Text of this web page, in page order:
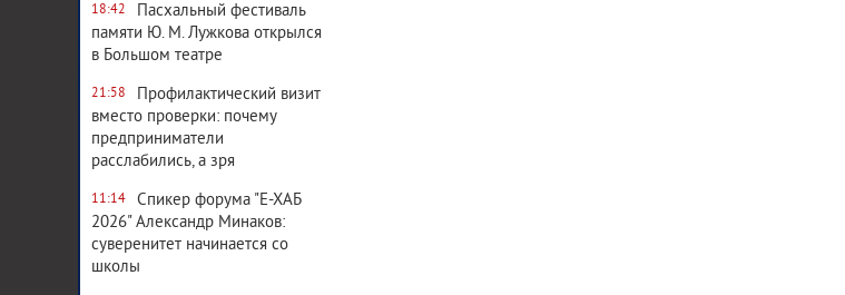
18:42
Пасхальный фестиваль
памяти Ю. М. Лужкова открылся
в Большом театре
21:58
Профилактический визит
вместо проверки: почему
предприниматели
расслабились, а зря
11:14
Спикер форума "Е-ХАБ
2026" Александр Минаков:
суверенитет начинается со
школы